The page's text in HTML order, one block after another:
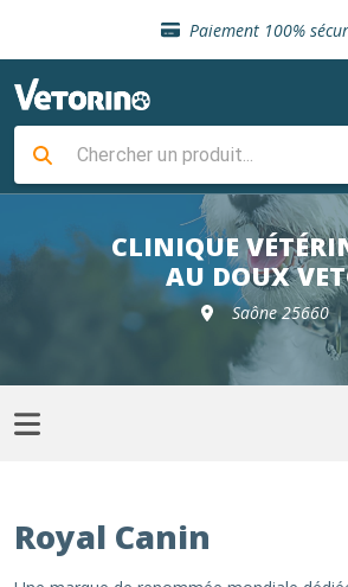
Paiement 100%
Livraison gratuite en
Sélection de croquettes
Livraison gratuite en clinique
Retour gratuit en
Sélection de croquettes
CLINIQUE
AU DOUX
Saône 25660
Royal Canin